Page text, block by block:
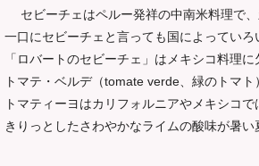
セビーチェはペルー発祥の中南米料理で、
一口にセビーチェと言っても国によっていろ
「ロバートのセビーチェ」はメキシコ料理
トマテ・ベルデ（tomate verde、緑のトマ
トマティーヨはカリフォルニアやメキシコ
きりっとしたさわやかなライムの酸味が暑い